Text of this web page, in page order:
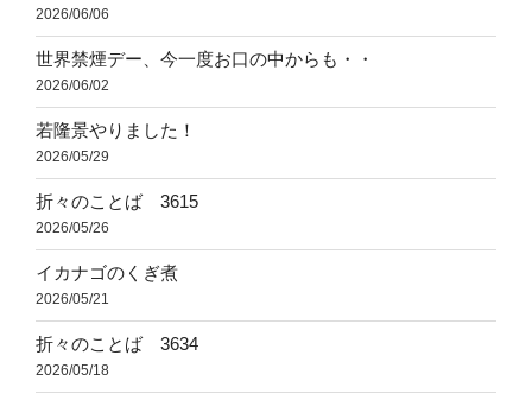
2026/06/06
世界禁煙デー、今一度お口の中からも・・
2026/06/02
若隆景やりました！
2026/05/29
折々のことば 3615
2026/05/26
イカナゴのくぎ煮
2026/05/21
折々のことば 3634
2026/05/18